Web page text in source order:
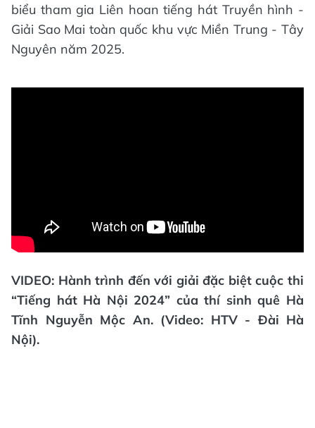
biểu tham gia Liên hoan tiếng hát Truyền hình -
Giải Sao Mai toàn quốc khu vực Miền Trung - Tây
Nguyên năm 2025.
VIDEO: Hành trình đến với giải đặc biệt cuộc thi
“Tiếng hát Hà Nội 2024” của thí sinh quê Hà
Tĩnh Nguyễn Mộc An. (Video: HTV - Đài Hà
Nội).